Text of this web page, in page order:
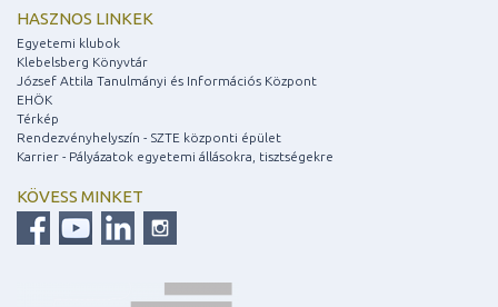
HASZNOS LINKEK
Egyetemi klubok
Klebelsberg Könyvtár
József Attila Tanulmányi és Információs Központ
EHÖK
Térkép
Rendezvényhelyszín - SZTE központi épület
Karrier - Pályázatok egyetemi állásokra, tisztségekre
KÖVESS MINKET